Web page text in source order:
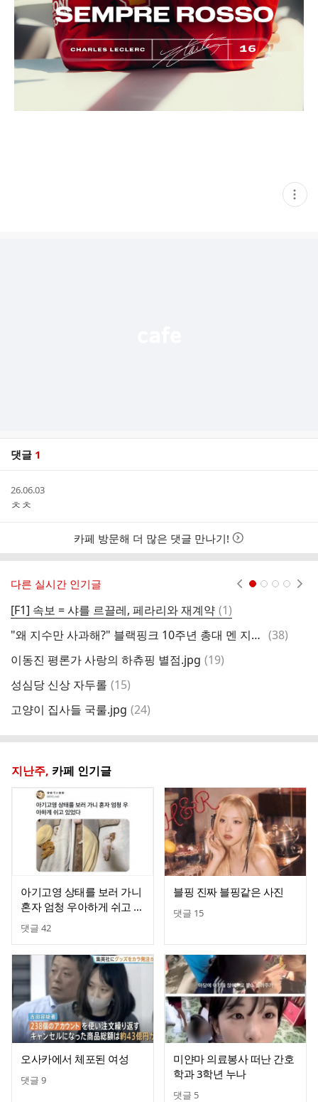
현
재
댓글 1
스
작
성
시
간
26.06.03
ㅊㅊ
카페 방문해 더 많은 댓글 만나기!
다른 실시간 인기글
[F1] 속보 = 샤를 르끌레, 페라리와 재계약 댓
글
(1)
"왜 지수만 사과해?" 블랙핑크 10주년 총대 멘 지수, 결국 눈물 보였다 댓
(38)
이동진 평론가 사랑의 하츄핑 별점.jpg 댓
(19)
성심당 신상 자두롤 댓
(15)
고양이 집사들 국룰.jpg 댓
(24)
지난주, 카페 인기글
아기고영 상태를 보러 가니
혼자 엄청 우아하게 쉬고 있
었다
댓글 42
블핑 진짜 블핑같은 사진
댓글 15
오사카에서 체포된 여성
댓글 9
미얀마 의료봉사 떠난 간호
학과 3학년 누나
댓글 5